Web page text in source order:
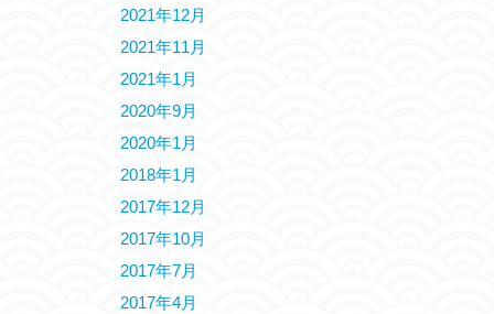
2021年12月
2021年11月
2021年1月
2020年9月
2020年1月
2018年1月
2017年12月
2017年10月
2017年7月
2017年4月